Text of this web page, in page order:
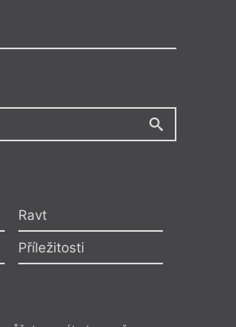
Ravt
Příležitosti